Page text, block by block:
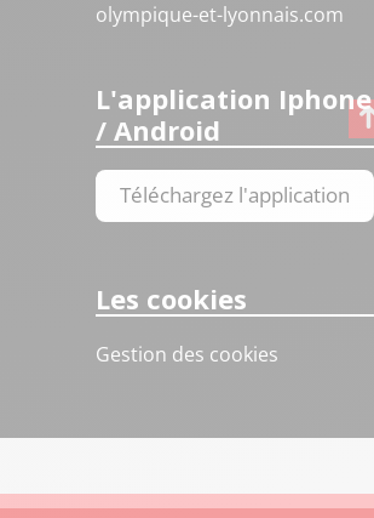
olympique-et-lyonnais.com
L'application Iphone
/ Android
Téléchargez l'application
Les cookies
Gestion des cookies